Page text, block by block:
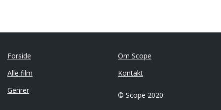
Forside
Alle film
Genrer
Om Scope
Kontakt
© Scope 2020